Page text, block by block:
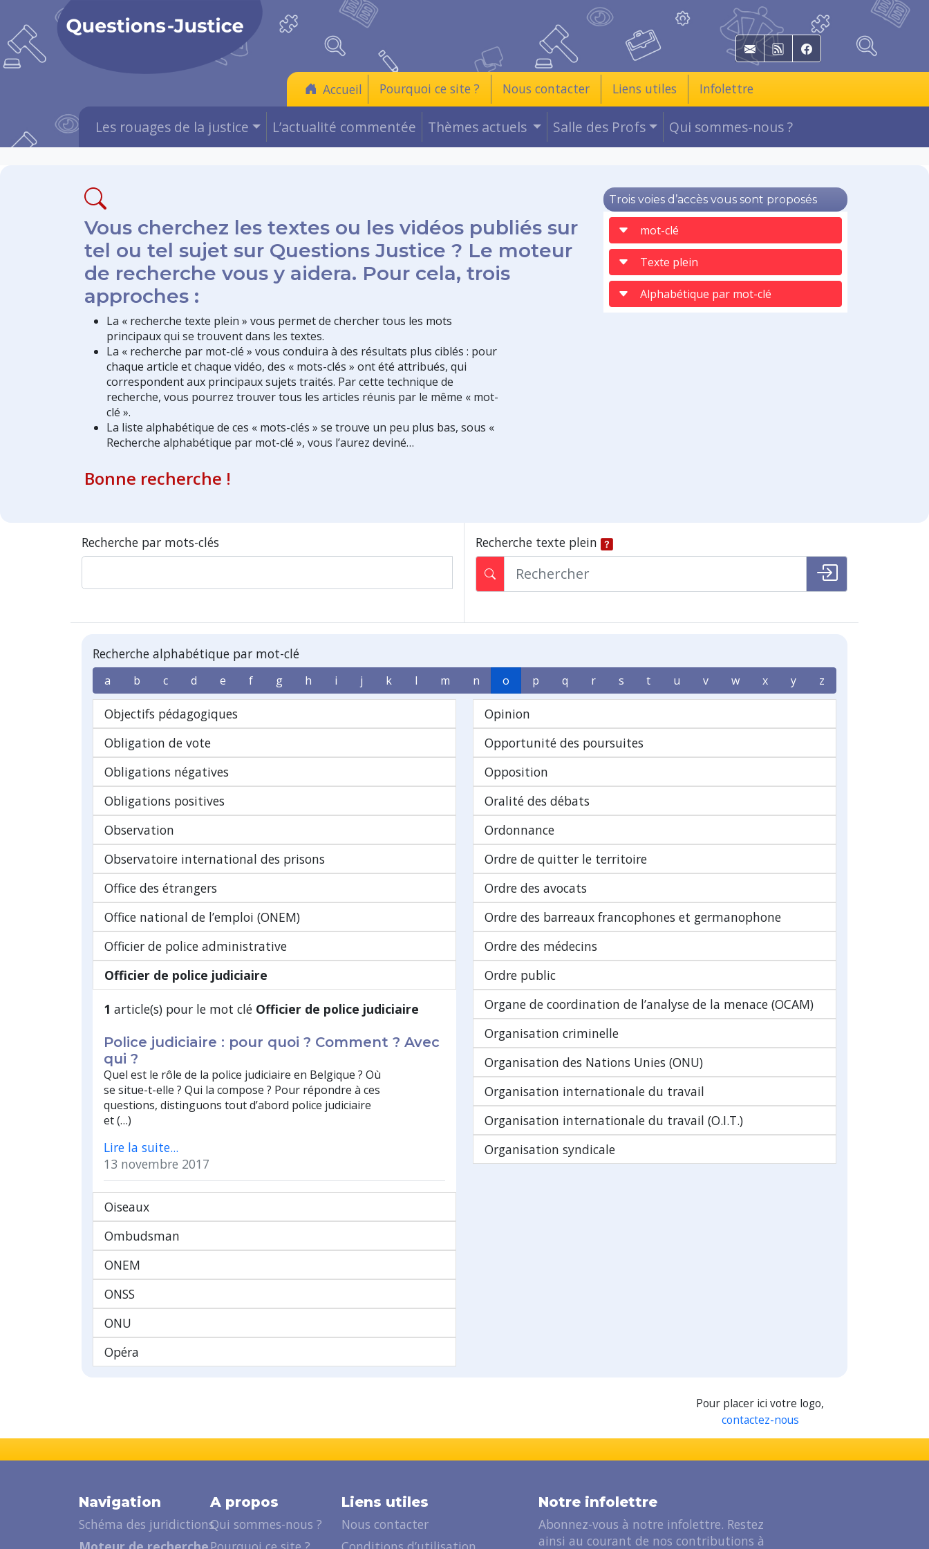
E-mail RSS Facebook
Accueil Pourquoi ce site ? Nous contacter Liens utiles Infolettre
Les rouages de la justice L’actualité commentée Thèmes actuels Salle des Profs Qui sommes-nous ?
Vous cherchez les textes ou les vidéos publiés sur
tel ou tel sujet sur Questions Justice ? Le moteur
de recherche vous y aidera. Pour cela, trois
approches :
La « recherche texte plein » vous permet de chercher tous les mots
principaux qui se trouvent dans les textes.
La « recherche par mot-clé » vous conduira à des résultats plus ciblés : pour
chaque article et chaque vidéo, des « mots-clés » ont été attribués, qui
correspondent aux principaux sujets traités. Par cette technique de
recherche, vous pourrez trouver tous les articles réunis par le même « mot-
clé ».
La liste alphabétique de ces « mots-clés » se trouve un peu plus bas, sous «
Recherche alphabétique par mot-clé », vous l’aurez deviné…
Bonne recherche !
Trois voies d’accès vous sont proposés
mot-clé
Texte plein
Alphabétique par mot-clé
Recherche par mots-clés Recherche texte plein
Recherche alphabétique par mot-clé
a b c d e f g h i j k l m n o p q r s t u v w x y z
Objectifs pédagogiques
Obligation de vote
Obligations négatives
Obligations positives
Observation
Observatoire international des prisons
Office des étrangers
Office national de l’emploi (ONEM)
Officier de police administrative
Officier de police judiciaire
1 article(s) pour le mot clé Officier de police judiciaire
Police judiciaire : pour quoi ? Comment ? Avec
qui ?
Quel est le rôle de la police judiciaire en Belgique ? Où
se situe-t-elle ? Qui la compose ? Pour répondre à ces
questions, distinguons tout d’abord police judiciaire
et (…)
Lire la suite...
13 novembre 2017
Oiseaux
Ombudsman
ONEM
ONSS
ONU
Opéra
Opinion
Opportunité des poursuites
Opposition
Oralité des débats
Ordonnance
Ordre de quitter le territoire
Ordre des avocats
Ordre des barreaux francophones et germanophone
Ordre des médecins
Ordre public
Organe de coordination de l’analyse de la menace (OCAM)
Organisation criminelle
Organisation des Nations Unies (ONU)
Organisation internationale du travail
Organisation internationale du travail (O.I.T.)
Organisation syndicale
Pour placer ici votre logo,
contactez-nous
Navigation
Schéma des juridictions
A propos
Qui sommes-nous ?
Liens utiles
Nous contacter
Notre infolettre
Abonnez-vous à notre infolettre. Restez
ainsi au courant de nos contributions à